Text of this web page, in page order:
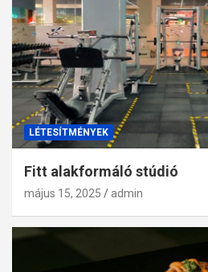
LÉTESÍTMÉNYEK
Fitt alakformáló stúdió
május 15, 2025 admin